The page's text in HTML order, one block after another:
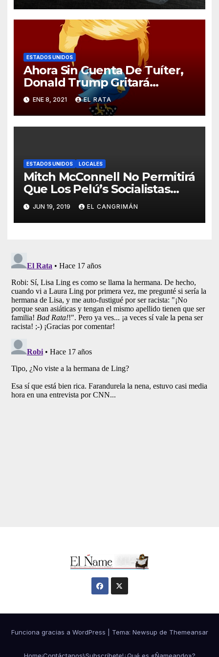
ESTADOS UNIDOS
Ahora Sin Cuenta De Tuíter,
Donald Trump Gritará
Barrabasadas Desde Una
Tumbacocos
ENE 8, 2021 EL RATA
ESTADOS UNIDOS LOCALES
Mitch McConnell No Permitirá
Que Los Pelú’s Socialistas
Comunistas Del PNP Logren
La Estadidad
JUN 19, 2019 EL CANGRIMÁN
Funciona gracias a WordPress Tema: Newsup de Themeansar